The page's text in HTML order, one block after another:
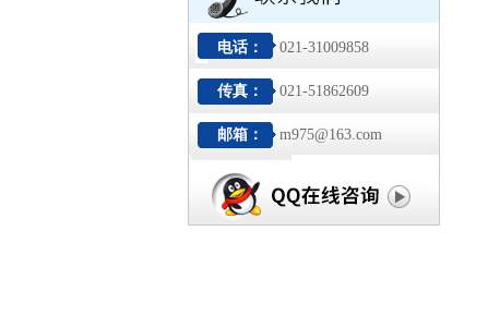
电话： 021-31009858
传真： 021-51862609
邮箱： m975@163.com